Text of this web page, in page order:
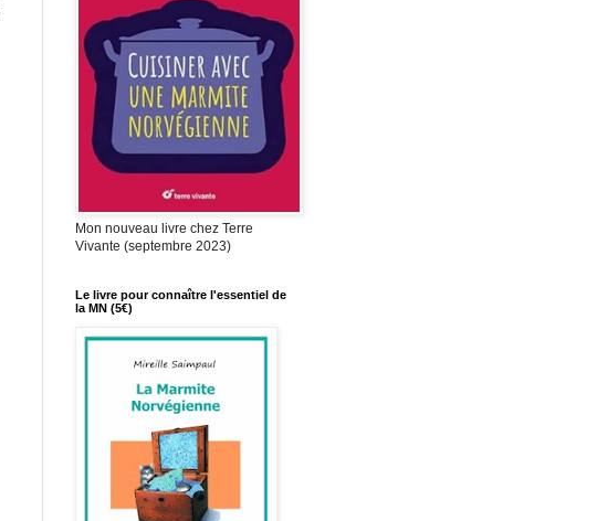
Mon nouveau livre chez Terre
Vivante (septembre 2023)
Le livre pour connaître l'essentiel de
la MN (5€)